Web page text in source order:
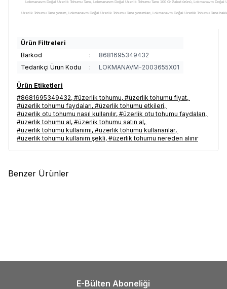
Lokmanavm Doğal Üzerlik Tohumu Tane, Lokmanavm Doğal Üzerlik Tohumu Tane 100 Gr Paket ürünü, Lokmanavm
Üzerlik Tohumu Tane yorum, Lokmanavm Doğal Üzerlik Tohumu Tane yorumları, Lokmanavm Doğal Üzerlik Tohumu Tane
Üzerlik Tohumu Tane nerelerde satılıyor, Lokmanavm Doğal Üzerlik Tohumu Tane nerden alabilirim, Lokmanavm Doğal
etkileri, Lokmanavm Doğal Üzerlik Tohumu Tane nasıl kullanılır, Lokmanavm Doğal Üzerlik Tohumu Tane nerde,
hakkında, Lokmanavm Doğal Üzerlik Tohumu Tane ürünü yorum, Lokmanavm Doğal Üzerlik Tohumu Tane ürünü
Lokmanavm Doğal Üzerlik Tohumu Tane ürünü satılan yerler, Lokmanavm Doğal Üzerlik Tohumu Tane ürünü satan yerler,
alınır, Lokmanavm Doğal Üzerlik Tohumu Tane ürünü nerelerde satılıyor, Lokmanavm Doğal Üzerlik Tohumu Tane ürünü
nasıl kullanılır, Lokmanavm Doğal Üzerlik Tohumu Tane ürünü nerde, Lokmanavm Doğal Üzerlik Tohumu Tane ürünü
Ürün Filtreleri
Barkod
:
8681695349432
Tedarikçi Ürün Kodu
: LOKMANAVM-2003655X01
Ürün Etiketleri
#8681695349432, #üzerlik tohumu, #üzerlik tohumu fiyat,
#üzerlik tohumu faydaları, #üzerlik tohumu etkileri,
#üzerlik otu tohumu nasıl kullanılır, #üzerlik otu tohumu faydaları,
#üzerlik tohumu al, #üzerlik tohumu satın al,
#üzerlik tohumu kullanımı, #üzerlik tohumu kullananlar,
#üzerlik tohumu kullanım şekli, #üzerlik tohumu nereden alınır
Benzer Ürünler
E-Bülten Aboneliği